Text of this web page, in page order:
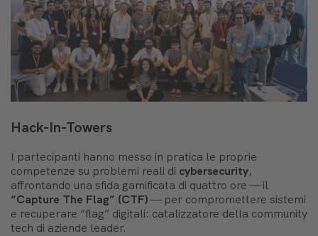
Hack-In-Towers
I partecipanti hanno messo in pratica le proprie
competenze su problemi reali di cybersecurity,
affrontando una sfida gamificata di quattro ore — il
“Capture The Flag” (CTF)— per compromettere sistemi
e recuperare “flag” digitali: catalizzatore della community
tech di aziende leader.